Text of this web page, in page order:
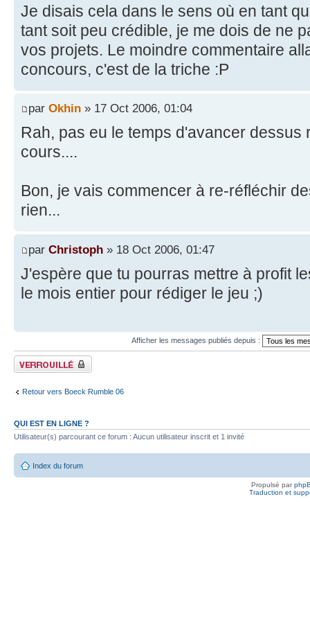
Je disais cela dans le sens où en tant
tant soit peu crédible, je me dois de ne
vos projets. Le moindre commentaire
concours, c'est de la triche :P
par Okhin » 17 Oct 2006, 01:04
Rah, pas eu le temps d'avancer dessus
cours....
Bon, je vais commencer à re-réfléchir
rien...
par Christoph » 18 Oct 2006, 01:47
J'espère que tu pourras mettre à profit
le mois entier pour rédiger le jeu ;)
Afficher les messages publiés depuis :
Fil verrouillé
Retour vers Boeck Rumble 06
QUI EST EN LIGNE ?
Utilisateur(s) parcourant ce forum : Aucun utilisateur inscrit et 1 invité
Index du forum
Propulsé par
Traduction et